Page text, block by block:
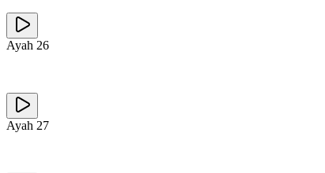
Ayah 26
Ayah 27